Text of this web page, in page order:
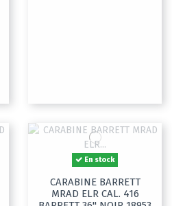
En stock
CARABINE BARRETT
MRAD ELR CAL. 416